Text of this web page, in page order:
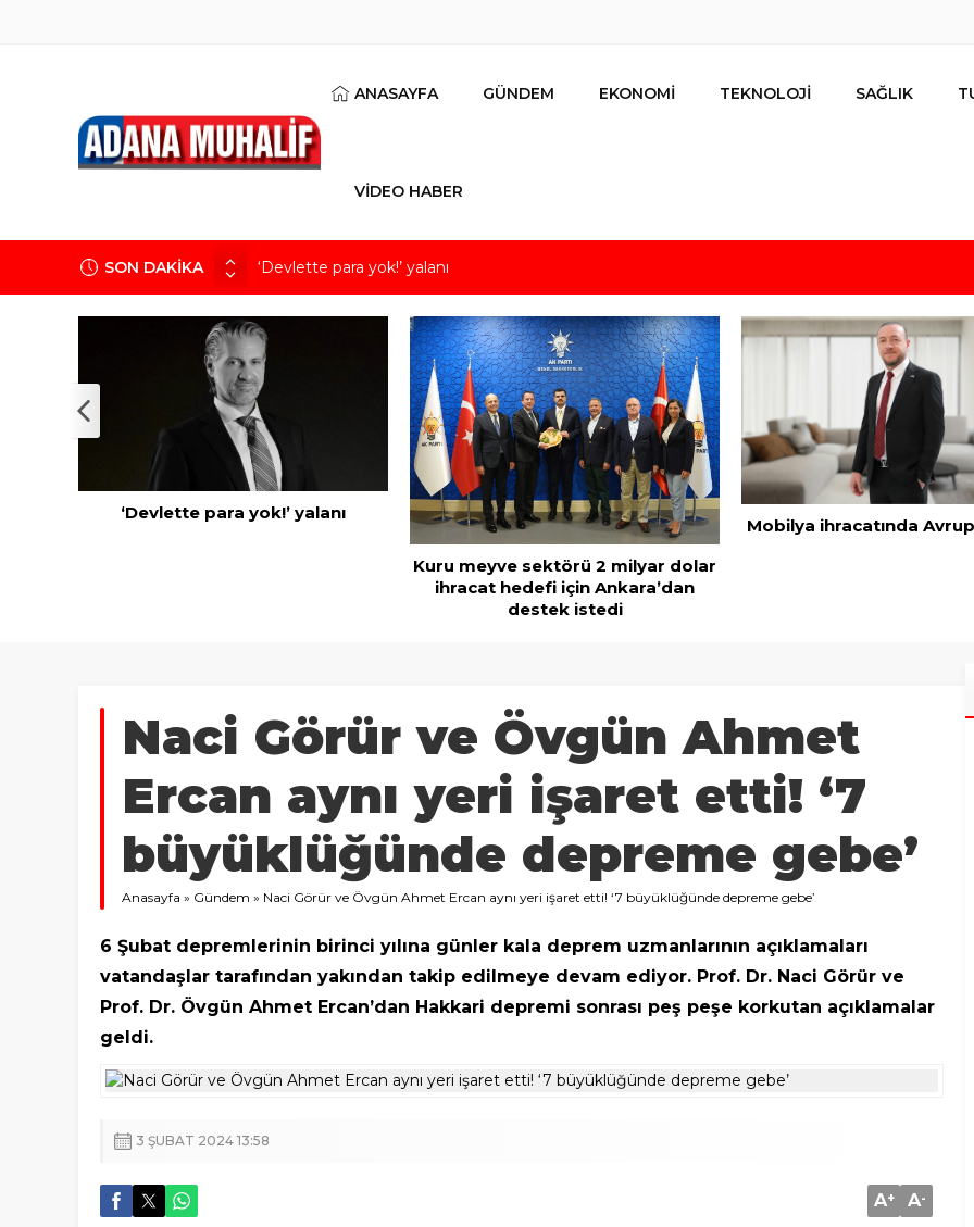
ANASAYFA GÜNDEM EKONOMİ TEKNOLOJİ SAĞLIK
VİDEO HABER
SON DAKİKA
‘Devlette para yok!’ yalanı
Kuru meyve sektörü 2 milyar dolar ihracat hedefi için Ankara’dan destek istedi
Mobilya ihracatında Avrupa ivmesi
Göz için “Akıllı Mercek” herkes için uygun mu?
Devletin iki bilançosu: Görünen bütçe, bütçe dışı riskler ve hazineyi bekleyen yük
‘Devlette para yok!’ yalanı
Kuru meyve sektörü 2 milyar dolar
ihracat hedefi için Ankara’dan
destek istedi
Mobilya ihracatında
Naci Görür ve Övgün Ahmet
Ercan aynı yeri işaret etti! ‘7
büyüklüğünde depreme gebe’
Anasayfa » Gündem » Naci Görür ve Övgün Ahmet Ercan aynı yeri işaret etti! ‘7 büyüklüğünde depreme gebe’
6 Şubat depremlerinin birinci yılına günler kala deprem uzmanlarının açıklamaları
vatandaşlar tarafından yakından takip edilmeye devam ediyor. Prof. Dr. Naci Görür ve
Prof. Dr. Övgün Ahmet Ercan’dan Hakkari depremi sonrası peş peşe korkutan açıklamalar
geldi.
3 ŞUBAT 2024 13:58
A+ A-